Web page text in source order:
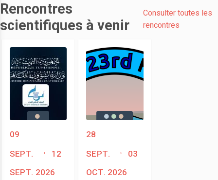
Rencontres
scientifiques à venir
Consulter toutes les
rencontres
09
sept.
12
sept. 2026
28
sept.
03
oct. 2026